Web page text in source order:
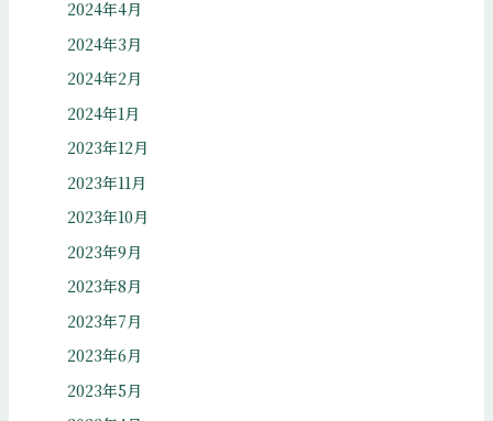
2024年4月
2024年3月
2024年2月
2024年1月
2023年12月
2023年11月
2023年10月
2023年9月
2023年8月
2023年7月
2023年6月
2023年5月